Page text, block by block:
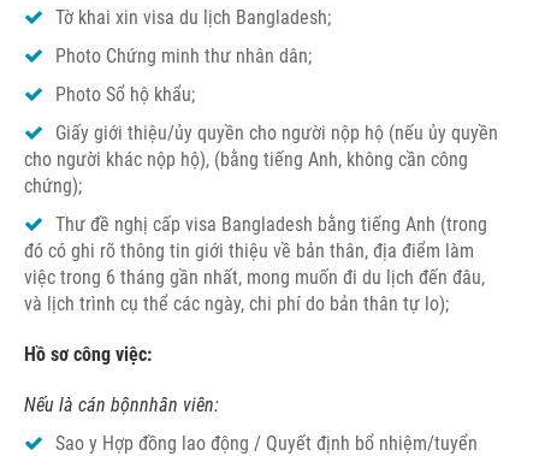
Tờ khai xin visa du lịch Bangladesh;
Photo Chứng minh thư nhân dân;
Photo Sổ hộ khẩu;
Giấy giới thiệu/ủy quyền cho người nộp hộ (nếu ủy quyền
cho người khác nộp hộ), (bằng tiếng Anh, không cần công
chứng);
Thư đề nghị cấp visa Bangladesh bằng tiếng Anh (trong
đó có ghi rõ thông tin giới thiệu về bản thân, địa điểm làm
việc trong 6 tháng gần nhất, mong muốn đi du lịch đến đâu,
và lịch trình cụ thể các ngày, chi phí do bản thân tự lo);
Hồ sơ công việc:
Nếu là cán bộnnhân viên:
Sao y Hợp đồng lao động / Quyết định bổ nhiệm/tuyển